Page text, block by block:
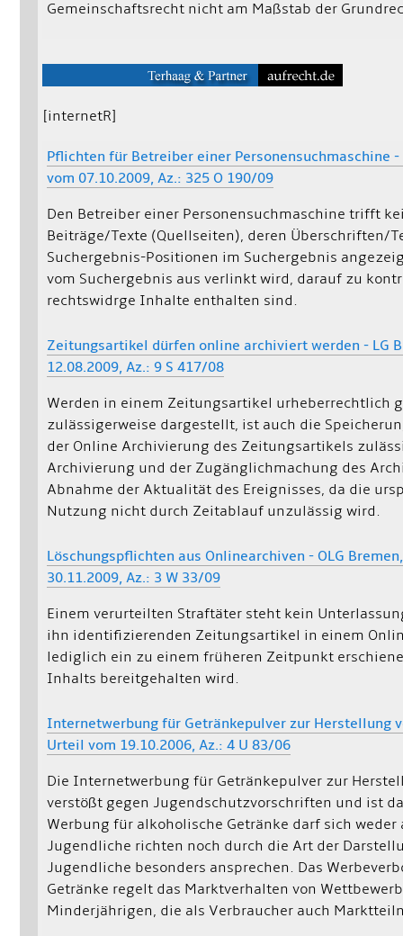
Gemeinschaftsrecht nicht am Maßstab der
[internetR]
Pflichten für Betreiber einer Personensuchmaschine -
vom 07.10.2009, Az.: 325 O 190/09
Den Betreiber einer Personensuchmaschine trifft
Beiträge/Texte (Quellseiten), deren Überschriften/
Suchergebnis-Positionen im Suchergebnis
vom Suchergebnis aus verlinkt wird, darauf zu
rechtswidrge Inhalte enthalten sind.
Zeitungsartikel dürfen online archiviert werden - LG
12.08.2009, Az.: 9 S 417/08
Werden in einem Zeitungsartikel urheberrechtlich
zulässigerweise dargestellt, ist auch die
der Online Archivierung des Zeitungsartikels
Archivierung und der Zugänglichmachung des
Abnahme der Aktualität des Ereignisses, da die
Nutzung nicht durch Zeitablauf unzulässig wird.
Löschungspflichten aus Onlinearchiven - OLG
30.11.2009, Az.: 3 W 33/09
Einem verurteilten Straftäter steht kein
ihn identifizierenden Zeitungsartikel in einem
lediglich ein zu einem früheren Zeitpunkt
Inhalts bereitgehalten wird.
Internetwerbung für Getränkepulver zur Herstellung
Urteil vom 19.10.2006, Az.: 4 U 83/06
Die Internetwerbung für Getränkepulver zur
verstößt gegen Jugendschutzvorschriften und ist
Werbung für alkoholische Getränke darf sich weder
Jugendliche richten noch durch die Art der
Jugendliche besonders ansprechen. Das
Getränke regelt das Marktverhalten von
Minderjährigen, die als Verbraucher auch